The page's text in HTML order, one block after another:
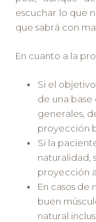
escuchar lo que
que sabrá con
En cuanto a la
Si el
de una
generales,
proyección
Si la
naturalidad,
proyección
En casos de
buen
natural